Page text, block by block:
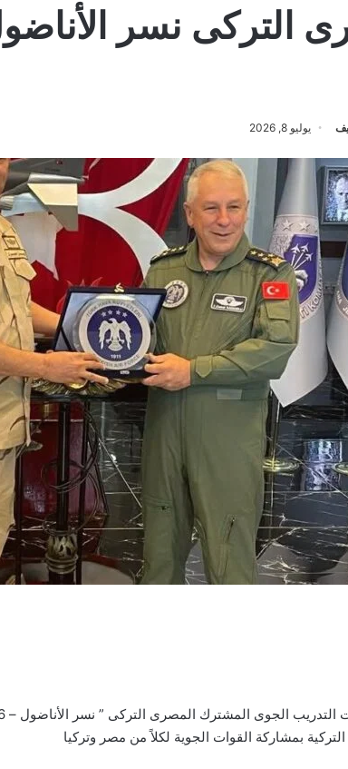
يوليو 8, 2026
التركية بمشاركة القوات الجوية لكلاً من مصر وتركيا